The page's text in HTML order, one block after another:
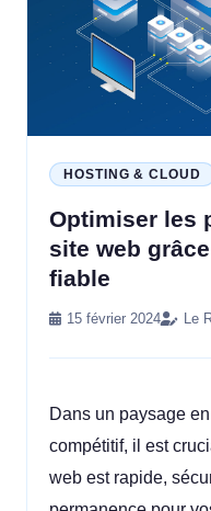
HOSTING & CLOUD
Optimiser les
site web
fiable
15 février 2024 Le
Dans un paysage
compétitif, il est
web est rapide,